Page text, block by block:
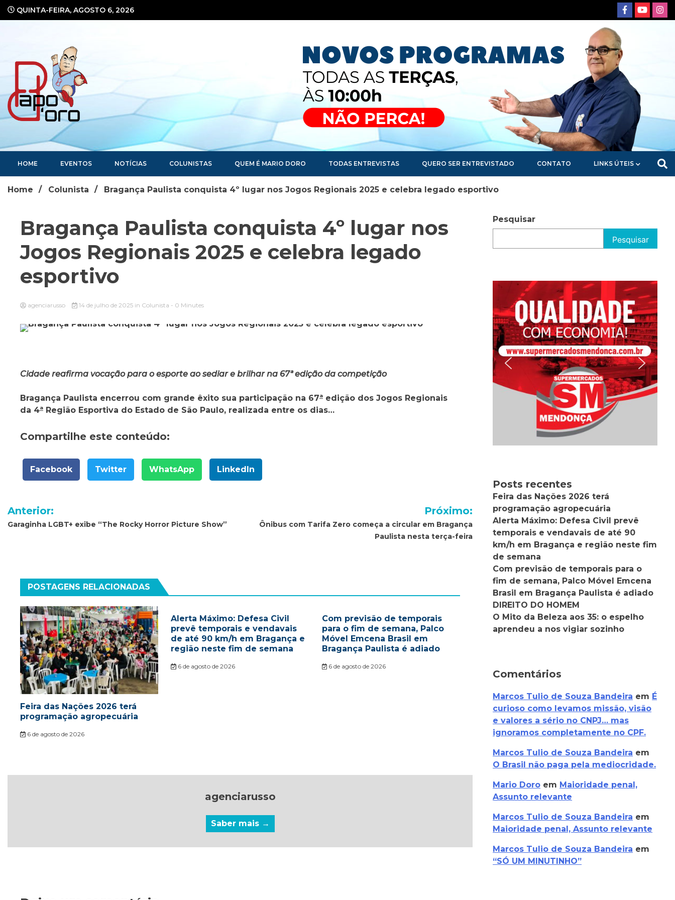
QUINTA-FEIRA, AGOSTO 6, 2026
Portal de Notícias
HOME EVENTOS NOTÍCIAS COLUNISTAS QUEM É MARIO DORO TODAS ENTREVISTAS QUERO SER ENTREVISTADO CONTATO LINKS ÚTEIS
Home Colunista Bragança Paulista conquista 4º lugar nos Jogos Regionais 2025 e celebra legado esportivo
Bragança Paulista conquista 4º lugar nos
Jogos Regionais 2025 e celebra legado
esportivo
agenciarusso 14 de julho de 2025 in Colunista - 0 Minutes
Cidade reafirma vocação para o esporte ao sediar e brilhar na 67ª edição da competição
Bragança Paulista encerrou com grande êxito sua participação na 67ª edição dos Jogos Regionais
da 4ª Região Esportiva do Estado de São Paulo, realizada entre os dias…
Compartilhe este conteúdo:
Facebook Twitter WhatsApp LinkedIn
Navegação
de
Anterior:
Garaginha LGBT+ exibe “The Rocky Horror Picture Show”
Próximo:
Ônibus com Tarifa Zero começa a circular em Bragança
Paulista nesta terça-feira
POSTAGENS RELACIONADAS
Feira das Nações 2026 terá
programação agropecuária
6 de agosto de 2026
Alerta Máximo: Defesa Civil
prevê temporais e vendavais
de até 90 km/h em Bragança e
região neste fim de semana
6 de agosto de 2026
Com previsão de temporais
para o fim de semana, Palco
Móvel Emcena Brasil em
Bragança Paulista é adiado
6 de agosto de 2026
agenciarusso
Saber mais →
Pesquisar
Pesquisar
Posts recentes
Feira das Nações 2026 terá
programação agropecuária
Alerta Máximo: Defesa Civil prevê
temporais e vendavais de até 90
km/h em Bragança e região neste fim
de semana
Com previsão de temporais para o
fim de semana, Palco Móvel Emcena
Brasil em Bragança Paulista é adiado
DIREITO DO HOMEM
O Mito da Beleza aos 35: o espelho
aprendeu a nos vigiar sozinho
Comentários
Marcos Tulio de Souza Bandeira em É
curioso como levamos missão, visão
e valores a sério no CNPJ… mas
ignoramos completamente no CPF.
Marcos Tulio de Souza Bandeira em
O Brasil não paga pela mediocridade.
Mario Doro em Maioridade penal,
Assunto relevante
Marcos Tulio de Souza Bandeira em
Maioridade penal, Assunto relevante
Marcos Tulio de Souza Bandeira em
“SÓ UM MINUTINHO”